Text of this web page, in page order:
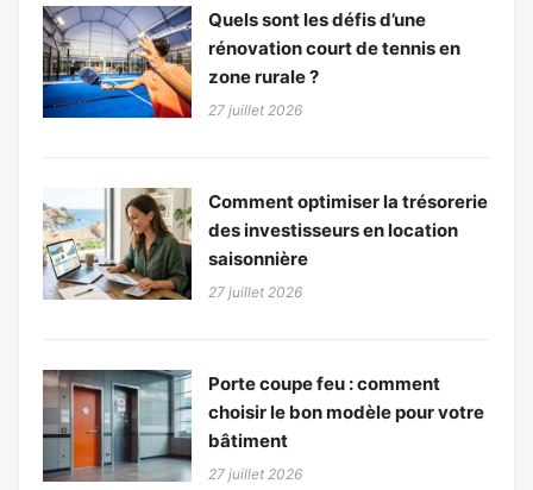
Quels sont les défis d’une
rénovation court de tennis en
zone rurale ?
27 juillet 2026
Comment optimiser la trésorerie
des investisseurs en location
saisonnière
27 juillet 2026
Porte coupe feu : comment
choisir le bon modèle pour votre
bâtiment
27 juillet 2026